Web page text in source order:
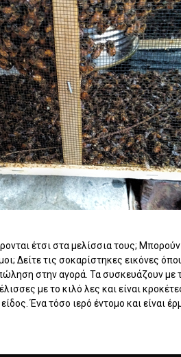
έτσι στα μελίσσια τους; Μπορούν
Δείτε τις σοκαρίστηκες εικόνες
στην αγορά. Τα συσκευάζουν με
με το κιλό λες και είναι
Ένα τόσο ιερό έντομο και είναι